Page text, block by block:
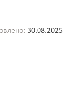
30.08.2025